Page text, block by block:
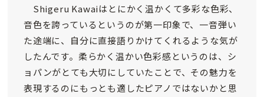
Shigeru Kawaiはとにかく温かくて多彩な色彩、
音色を誇っているというのが第一印象で、一音弾い
た途端に、自分に直接語りかけてくれるような気が
したんです。柔らかく温かい色彩感というのは、シ
ョパンがとても大切にしていたことで、その魅力を
表現するのにもっとも適したピアノではないかと思